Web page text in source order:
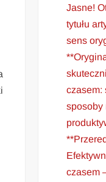
Jasne!
tytułu
sens
czasem:
sposoby
czasem